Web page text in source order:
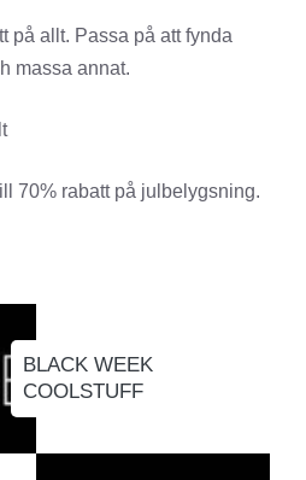
på allt. Passa på att fynda
massa annat.
70% rabatt på julbelygsning.
BLACK WEEK
COOLSTUFF